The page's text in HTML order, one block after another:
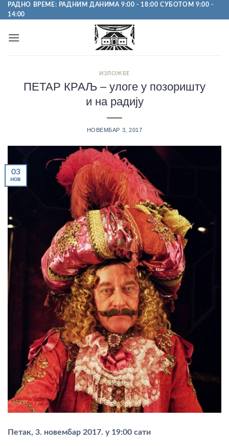
Пређи
на
РАДНО ВРЕМЕ: РАДНИМ ДАНИМА 9:00 - 18:00 СУБОТОМ 9:00 -
14:00
ИЗЛОЖБЕ
ПЕТАР КРАЉ – улоге у позоришту
и на радију
НОВЕМБАР 3, 2017
03
нов
Петак, 3. новембар 2017. у 19:00 сати